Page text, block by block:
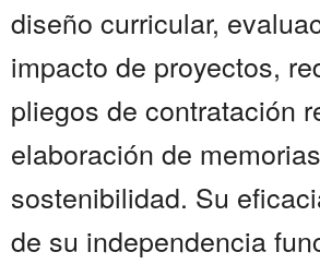
diseño curricular,
impacto de proyectos,
pliegos de contratación
elaboración de
sostenibilidad. Su
de su independencia